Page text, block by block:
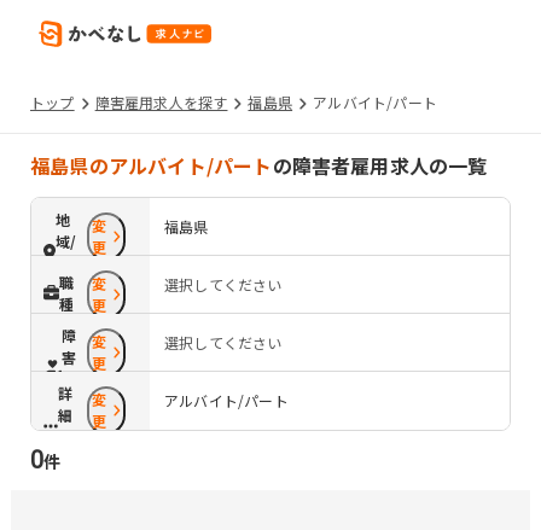
トップ 障害雇用求人を探す 福島県 アルバイト/パート
福島県のアルバイト/パートの障害者雇用求人の一覧
地
域/
路
線
変
更
福島県
職
種
変
更
選択してください
障
害
配
慮
変
更
選択してください
詳
細
条
件
変
更
アルバイト/パート
0件